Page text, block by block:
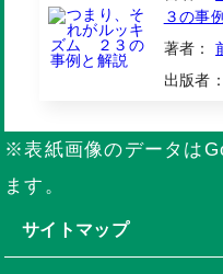
３の事
著者：
出版者
※表紙画像のデータは
ます。
サイトマップ